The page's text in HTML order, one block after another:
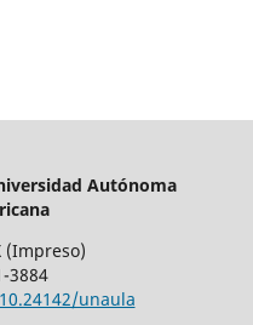
Autónoma
(Impreso)
3884
unaula